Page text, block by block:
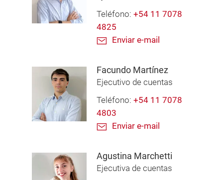
Teléfono: +54 11 7078
4825
Enviar e-mail
Facundo Martínez
Ejecutivo de cuentas
Teléfono: +54 11 7078
4803
Enviar e-mail
Agustina Marchetti
Ejecutiva de cuentas